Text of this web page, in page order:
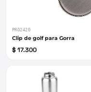
PRO2420
Clip de golf para Gorra
$ 17.300